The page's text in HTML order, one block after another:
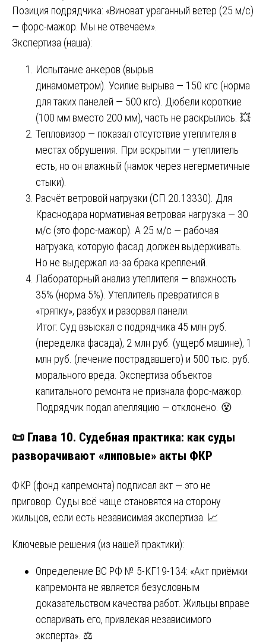
Позиция подрядчика: «Виноват ураганный ветер (25 м/с)
— форс-мажор. Мы не отвечаем».
Экспертиза (наша):
Испытание анкеров (вырыв
динамометром). Усилие вырыва — 150 кгс (норма
для таких панелей — 500 кгс). Дюбели короткие
(100 мм вместо 200 мм), часть не раскрылись. 💥
Тепловизор — показал отсутствие утеплителя в
местах обрушения. При вскрытии — утеплитель
есть, но он влажный (намок через негерметичные
стыки).
Расчёт ветровой нагрузки (СП 20.13330). Для
Краснодара нормативная ветровая нагрузка — 30
м/с (это форс-мажор). А 25 м/с — рабочая
нагрузка, которую фасад должен выдерживать.
Но не выдержал из-за брака креплений.
Лабораторный анализ утеплителя — влажность
35% (норма 5%). Утеплитель превратился в
«тряпку», разбух и разорвал панели.
Итог: Суд взыскал с подрядчика 45 млн руб.
(переделка фасада), 2 млн руб. (ущерб машине), 1
млн руб. (лечение пострадавшего) и 500 тыс. руб.
морального вреда. Экспертиза объектов
капитального ремонта не признала форс-мажор.
Подрядчик подал апелляцию — отклонено. 😵
📜 Глава 10. Судебная практика: как суды
разворачивают «липовые» акты ФКР
ФКР (фонд капремонта) подписал акт — это не
приговор. Суды всё чаще становятся на сторону
жильцов, если есть независимая экспертиза. 📈
Ключевые решения (из нашей практики):
Определение ВС РФ № 5-КГ19-134: «Акт приёмки
капремонта не является безусловным
доказательством качества работ. Жильцы вправе
оспаривать его, привлекая независимого
эксперта». ⚖️